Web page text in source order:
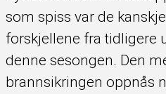
som spiss var de
forskjellene fra tidligere
denne sesongen. Den
brannsikringen oppnås